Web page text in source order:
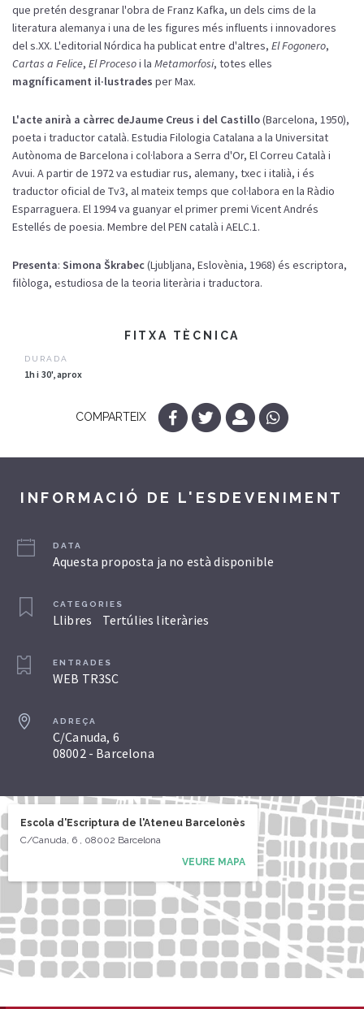
que pretén desgranar l'obra de Franz Kafka, un dels cims de la
literatura alemanya i una de les figures més influents i innovadores
del s.XX. L'editorial Nórdica ha publicat entre d'altres, El Fogonero,
Cartas a Felice, El Procesoi la Metamorfosi, totes elles
magníficament il·lustrades per Max.
L'acte anirà a càrrec deJaume Creus i del Castillo(Barcelona, 1950),
poeta i traductor català. Estudia Filologia Catalana a la Universitat
Autònoma de Barcelona i col·labora a Serra d'Or, El Correu Català i
Avui. A partir de 1972 va estudiar rus, alemany, txec i italià, i és
traductor oficial de Tv3, al mateix temps que col·labora en la Ràdio
Esparraguera. El 1994 va guanyar el primer premi Vicent Andrés
Estellés de poesia. Membre del PEN català i AELC.1.
Presenta: Simona Škrabec(Ljubljana, Eslovènia, 1968) és escriptora,
filòloga, estudiosa de la teoria literària i traductora.
FITXA TÈCNICA
DURADA
1h i 30', aprox
COMPARTEIX
INFORMACIÓ DE L'ESDEVENIMENT
DATA
Aquesta proposta ja no està disponible
CATEGORIES
Llibres Tertúlies literàries
ENTRADES
WEB TR3SC
ADREÇA
C/Canuda, 6
08002 - Barcelona
Escola d'Escriptura de l'Ateneu Barcelonès
C/Canuda, 6 , 08002 Barcelona
VEURE MAPA